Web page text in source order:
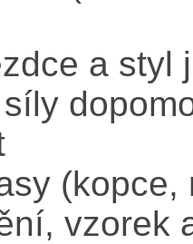
a styl
vzorek